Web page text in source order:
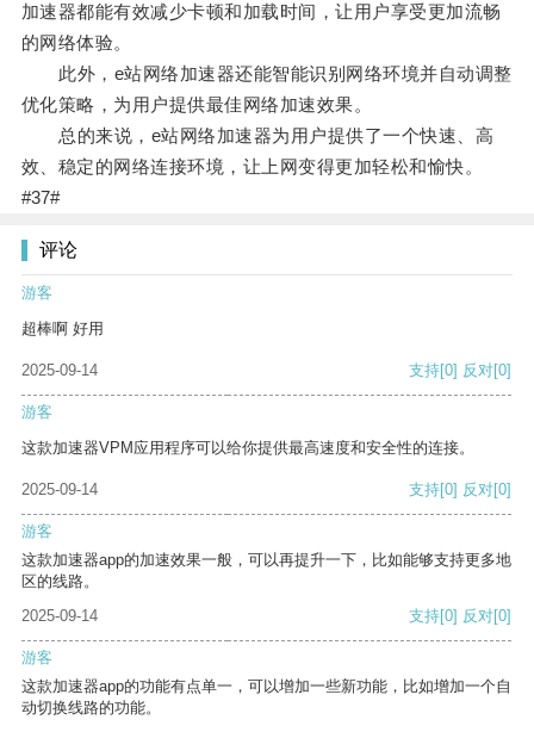
加速器都能有效减少卡顿和加载时间，让用户享受更加流畅
的网络体验。
此外，e站网络加速器还能智能识别网络环境并自动调整
优化策略，为用户提供最佳网络加速效果。
总的来说，e站网络加速器为用户提供了一个快速、高
效、稳定的网络连接环境，让上网变得更加轻松和愉快。
#37#
评论
游客
超棒啊 好用
2025-09-14 支持[0] 反对[0]
游客
这款加速器VPM应用程序可以给你提供最高速度和安全性的连接。
2025-09-14 支持[0] 反对[0]
游客
这款加速器app的加速效果一般，可以再提升一下，比如能够支持更多地
区的线路。
2025-09-14
支持[0] 反对[0]
游客
这款加速器app的功能有点单一，可以增加一些新功能，比如增加一个自
动切换线路的功能。